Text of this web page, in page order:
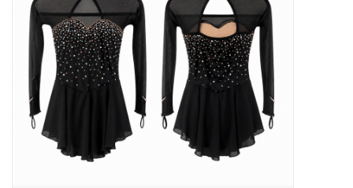
Signature
Rendez-vous achat de patins